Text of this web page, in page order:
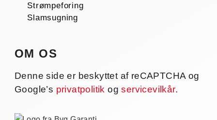
Strømpeforing
Slamsugning
OM OS
Denne side er beskyttet af reCAPTCHA og
Google’s privatpolitik ogservicevilkår.